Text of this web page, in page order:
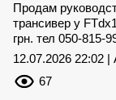
Продам
трансивер у
грн. тел 050-815-
12.07.2026 22:02 |
67